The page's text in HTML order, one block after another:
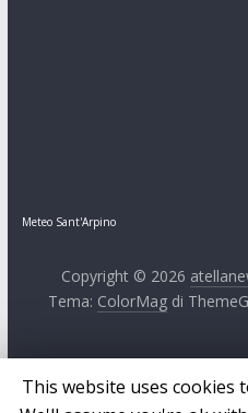
Meteo Sant'Arpino
Copyright © 2026
Tema: ColorMagdi
This website uses cookies